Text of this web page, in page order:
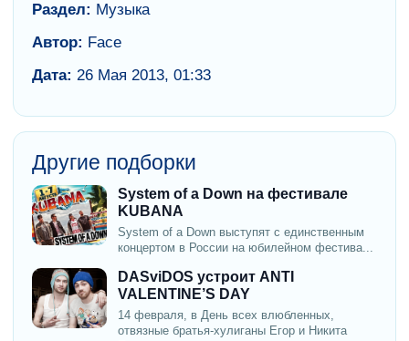
Раздел: Музыка
Автор: Face
Дата: 26 Мая 2013, 01:33
Другие подборки
System of a Down на фестивале
KUBANA
System of a Down выступят с единственным
концертом в России на юбилейном фестива...
DASviDOS устроит ANTI
VALENTINE’S DAY
14 февраля, в День всех влюбленных,
отвязные братья-хулиганы Егор и Никита